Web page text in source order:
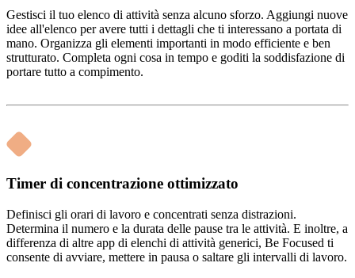
Gestisci il tuo elenco di attività senza alcuno sforzo. Aggiungi nuove
idee all'elenco per avere tutti i dettagli che ti interessano a portata di
mano. Organizza gli elementi importanti in modo efficiente e ben
strutturato. Completa ogni cosa in tempo e goditi la soddisfazione di
portare tutto a compimento.
Timer di concentrazione ottimizzato
Definisci gli orari di lavoro e concentrati senza distrazioni.
Determina il numero e la durata delle pause tra le attività. E inoltre, a
differenza di altre app di elenchi di attività generici, Be Focused ti
consente di avviare, mettere in pausa o saltare gli intervalli di lavoro.